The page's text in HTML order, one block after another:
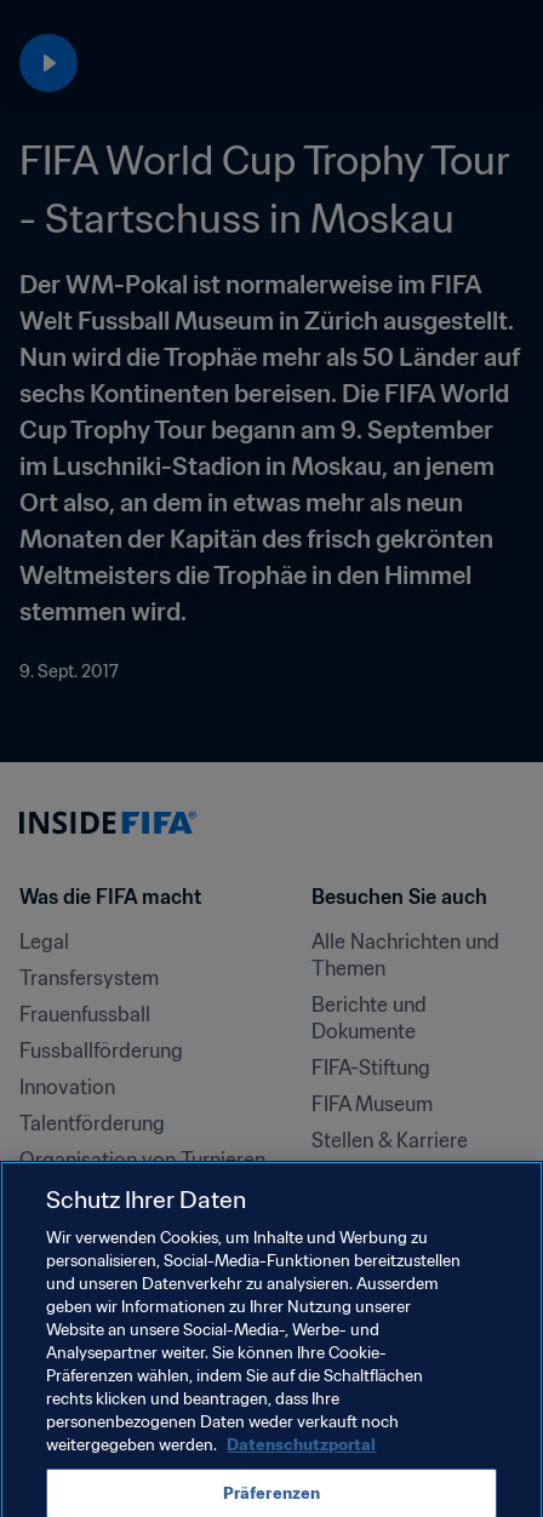
FIFA World Cup Trophy Tour
- Startschuss in Moskau
Der WM-Pokal ist normalerweise im FIFA
Welt Fussball Museum in Zürich ausgestellt.
Nun wird die Trophäe mehr als 50 Länder auf
sechs Kontinenten bereisen. Die FIFA World
Cup Trophy Tour begann am 9. September
im Luschniki-Stadion in Moskau, an jenem
Ort also, an dem in etwas mehr als neun
Monaten der Kapitän des frisch gekrönten
Weltmeisters die Trophäe in den Himmel
stemmen wird.
9. Sept. 2017
Was die FIFA macht
Legal
Transfersystem
Frauenfussball
Fussballförderung
Innovation
Talentförderung
Organisation von Turnieren
Nachhaltigkeit
Menschenrechte und
Antidiskriminierung
Gesundheit und Medizin
Bildungsinitiativen
Besuchen Sie auch
Alle Nachrichten und
Themen
Berichte und
Dokumente
FIFA-Stiftung
FIFA Museum
Stellen & Karriere
Schutz Ihrer Daten
Wir verwenden Cookies, um Inhalte und Werbung zu
personalisieren, Social-Media-Funktionen bereitzustellen
und unseren Datenverkehr zu analysieren. Ausserdem
geben wir Informationen zu Ihrer Nutzung unserer
Website an unsere Social-Media-, Werbe- und
Analysepartner weiter. Sie können Ihre Cookie-
Präferenzen wählen, indem Sie auf die Schaltflächen
rechts klicken und beantragen, dass Ihre
personenbezogenen Daten weder verkauft noch
weitergegeben werden. Datenschutzportal
Präferenzen